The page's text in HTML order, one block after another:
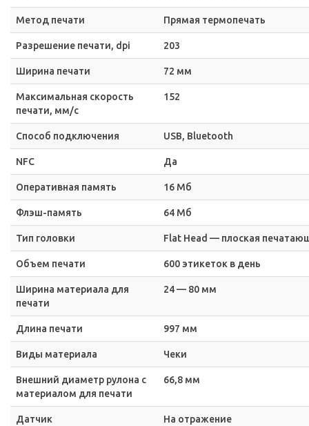
Метод печати Прямая термопечать
Разрешение печати, dpi 203
Ширина печати 72 мм
Максимальная скорость
печати, мм/с
152
Способ подключения USB, Bluetooth
NFC Да
Оперативная память 16 Мб
Флэш-память 64 Мб
Тип головки Flat Head — плоская
Объем печати 600 этикеток в день
Ширина материала для
печати
24 — 80 мм
Длина печати 997 мм
Виды материала Чеки
Внешний диаметр рулона с
материалом для печати
66,8 мм
Датчик На отражение